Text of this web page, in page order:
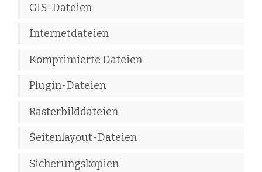
GIS-Dateien
Internetdateien
Komprimierte Dateien
Plugin-Dateien
Rasterbilddateien
Seitenlayout-Dateien
Sicherungskopien